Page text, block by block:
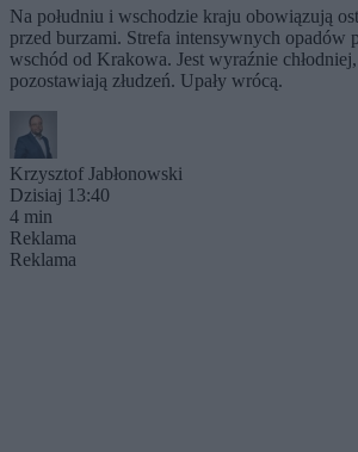
Na południu i wschodzie kraju obowiązują
przed burzami. Strefa intensywnych opadów
wschód od Krakowa. Jest wyraźnie
pozostawiają złudzeń. Upały wrócą.
Krzysztof Jabłonowski
Dzisiaj 13:40
4 min
Reklama
Reklama